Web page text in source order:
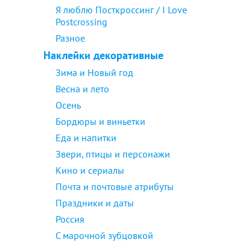
Я люблю Посткроссинг / I Love
Postcrossing
Разное
Наклейки декоративные
Зима и Новый год
Весна и лето
Осень
Бордюры и виньетки
Еда и напитки
Звери, птицы и персонажи
Кино и сериалы
Почта и почтовые атрибуты
Праздники и даты
Россия
С марочной зубцовкой